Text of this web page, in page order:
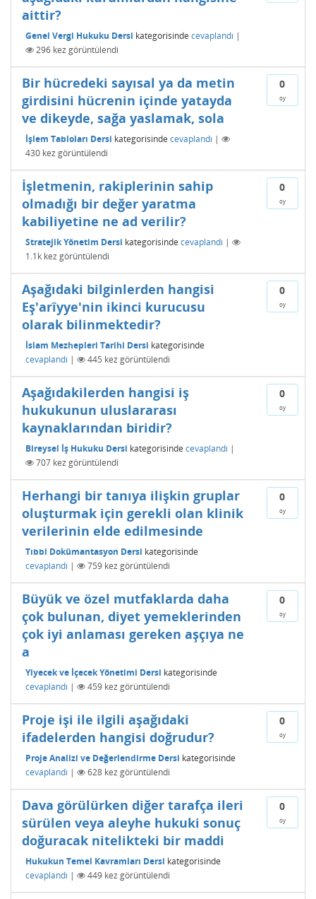
aittir?
Genel Vergi Hukuku Dersi kategorisinde cevaplandı |
296 kez görüntülendi
0
oy
Bir hücredeki sayısal ya da metin
girdisini hücrenin içinde yatayda
ve dikeyde, sağa yaslamak, sola
İşlem Tabloları Dersi kategorisinde cevaplandı |
430 kez görüntülendi
0
oy
İşletmenin, rakiplerinin sahip
olmadığı bir değer yaratma
kabiliyetine ne ad verilir?
Stratejik Yönetim Dersi kategorisinde cevaplandı |
1.1k kez görüntülendi
0
oy
Aşağıdaki bilginlerden hangisi
Eş'arîyye'nin ikinci kurucusu
olarak bilinmektedir?
İslam Mezhepleri Tarihi Dersi kategorisinde
cevaplandı | 445 kez görüntülendi
0
oy
Aşağıdakilerden hangisi iş
hukukunun uluslararası
kaynaklarından biridir?
Bireysel İş Hukuku Dersi kategorisinde cevaplandı |
707 kez görüntülendi
0
oy
Herhangi bir tanıya ilişkin gruplar
oluşturmak için gerekli olan klinik
verilerinin elde edilmesinde
Tıbbi Dokümantasyon Dersi kategorisinde
cevaplandı | 759 kez görüntülendi
0
oy
Büyük ve özel mutfaklarda daha
çok bulunan, diyet yemeklerinden
çok iyi anlaması gereken aşçıya ne
a
Yiyecek ve İçecek Yönetimi Dersi kategorisinde
cevaplandı | 459 kez görüntülendi
0
oy
Proje işi ile ilgili aşağıdaki
ifadelerden hangisi doğrudur?
Proje Analizi ve Değerlendirme Dersi kategorisinde
cevaplandı | 628 kez görüntülendi
0
oy
Dava görülürken diğer tarafça ileri
sürülen veya aleyhe hukuki sonuç
doğuracak nitelikteki bir maddi
Hukukun Temel Kavramları Dersi kategorisinde
cevaplandı | 449 kez görüntülendi